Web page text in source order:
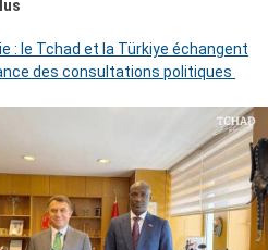
: le Tchad et la Türkiye échangent
des consultations politiques